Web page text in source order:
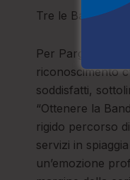
Tre le Bandiere
Per Parghelia di
riconoscimento
soddisfatti,
“​Ottenere la
rigido percorso
servizi in
un’emozione